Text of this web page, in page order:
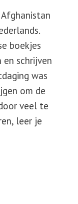
boekjes
en schrijven
was
om de
veel te
leer je